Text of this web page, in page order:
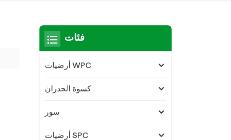
فئات
أرضيات WPC
كسوة الجدران
سور
أرضيات SPC